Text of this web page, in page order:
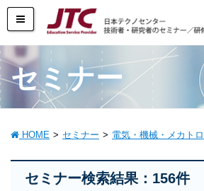
セミナー
HOME セミナー 電気・機械・メカト
セミナー検索結果：156件